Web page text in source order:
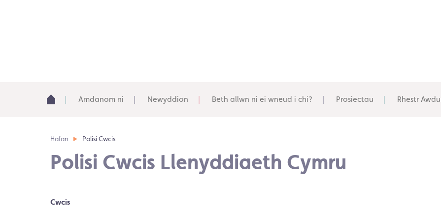
Amdanom ni Newyddion Beth allwn ni ei wneud i chi? Prosiectau Rhestr
Hafan Polisi Cwcis
Polisi Cwcis Llenyddiaeth Cymru
Cwcis